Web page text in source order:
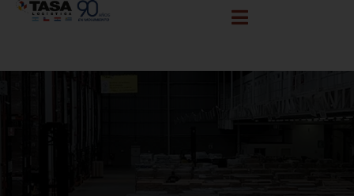
info@tasalogistica.com comercial@tasalogistica.com